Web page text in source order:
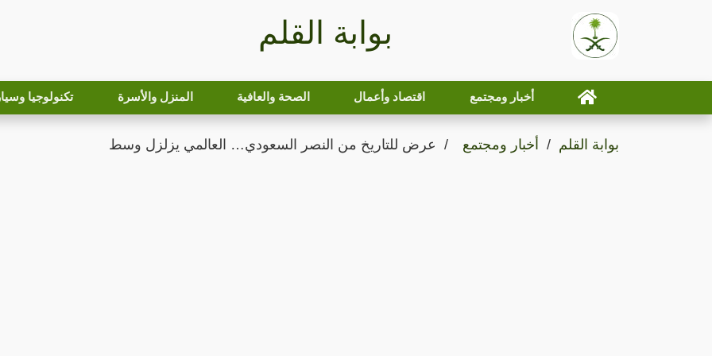
بوابة القلم
أخبار ومجتمع اقتصاد وأعمال الصحة والعافية المنزل والأسرة تكنولوجيا
بوابة القلم أخبار ومجتمع عرض للتاريخ من النصر السعودي… العالمي يزلزل وسط